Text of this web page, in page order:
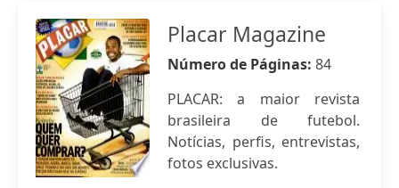
Placar Magazine
Número de Páginas: 84
PLACAR: a maior revista
brasileira de futebol.
Notícias, perfis, entrevistas,
fotos exclusivas.